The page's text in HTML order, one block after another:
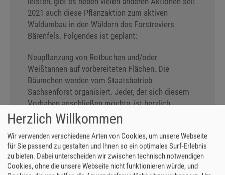
2021 auch diese Pflanzaktion zum aktiven
Waldumbau in den Wäldern des Forstreviers
Bärenfels. Folgendes ist geplant:
Neupflanzung von Rotbuchen und/oder
Weißtannen auf vorbereiteten Flächen. Die
Bäumchen werden vom Staatsbetrieb
Sachsenforst organisiert. Jeder, der sich diesem
Vorhaben anschließen möchte, ist herzlich
willkommen, sollte aber die nachfolgenden Punkte
überdenken und beachten:
die Beräumung und Wiederaufforstung
ist freiwillig, unentgeltlich und findet auf
eigenes Risiko statt (jeder muss
Herzlich Willkommen
Wir verwenden verschiedene Arten von Cookies, um unsere Webseite
für Sie passend zu gestalten und Ihnen so ein optimales Surf-Erlebnis
zu bieten. Dabei unterscheiden wir zwischen technisch notwendigen
Cookies, ohne die unsere Webseite nicht funktionieren würde, und